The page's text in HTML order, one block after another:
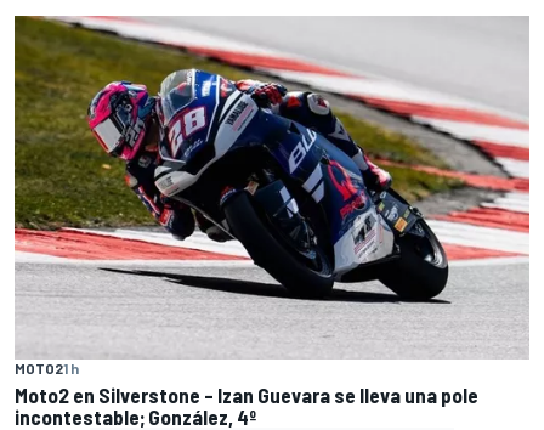
MOTO21 h
Moto2 en Silverstone – Izan Guevara se lleva una pole
incontestable; González, 4º